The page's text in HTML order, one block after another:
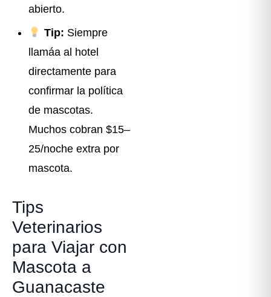
abierto.
Tip: Siempre
llamáa al hotel
directamente para
confirmar la política
de mascotas.
Muchos cobran $15–
25/noche extra por
mascota.
Tips
Veterinarios
para Viajar con
Mascota a
Guanacaste